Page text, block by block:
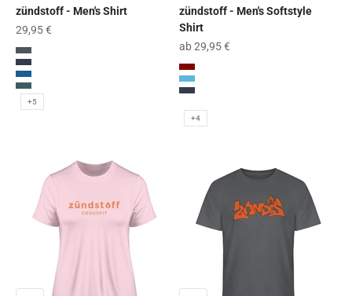
zündstoff - Men's Shirt
Angebot
29,95 €
India Ink Grey
French Navy
Royal Blue
Stargazer
+5
zündstoff - Men's Softstyle
Shirt
Angebot
ab 29,95 €
Maroon
Charcoal (Solid)
Light Blue
+4